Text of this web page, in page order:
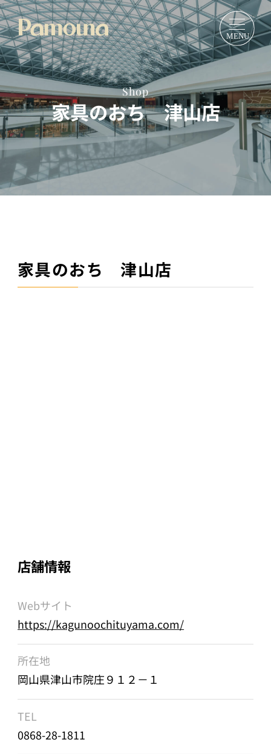
Shop
家具のおち 津山店
家具のおち 津山店
店舗情報
Webサイト
https://kagunoochituyama.com/
所在地
岡山県津山市院庄９１２－１
TEL
0868-28-1811